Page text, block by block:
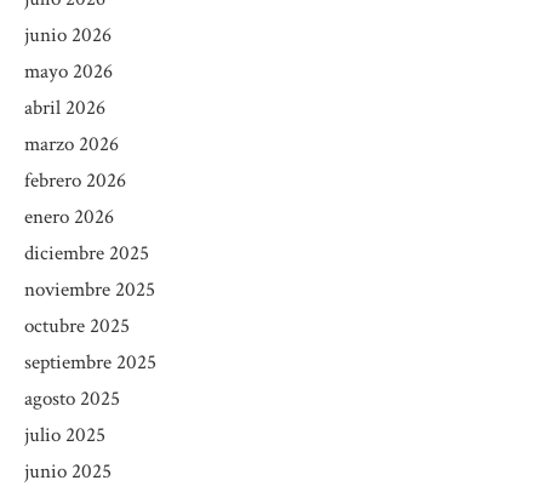
junio 2026
mayo 2026
abril 2026
marzo 2026
febrero 2026
enero 2026
diciembre 2025
noviembre 2025
octubre 2025
septiembre 2025
agosto 2025
julio 2025
junio 2025